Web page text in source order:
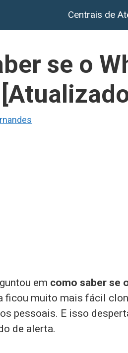
Centrais de
se o
em como saber se
ficou muito mais fácil
pessoais. E isso
de alerta.